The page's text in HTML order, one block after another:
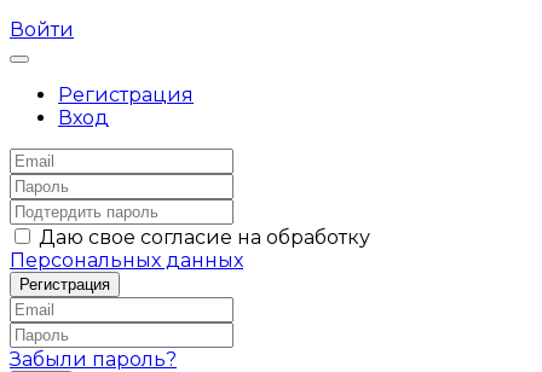
Войти
Регистрация
Вход
Даю свое согласие на обработку
Персональных данных
Забыли пароль?